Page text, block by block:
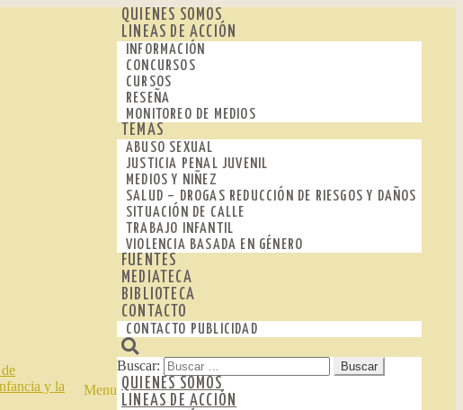
Menu
QUIENES SOMOS
LINEAS DE ACCIÓN
INFORMACIÓN
CONCURSOS
CURSOS
RESEÑA
MONITOREO DE MEDIOS
TEMAS
ABUSO SEXUAL
JUSTICIA PENAL JUVENIL
MEDIOS Y NIÑEZ
SALUD – DROGAS REDUCCIÓN DE RIESGOS Y DAÑOS
SITUACIÓN DE CALLE
TRABAJO INFANTIL
VIOLENCIA BASADA EN GÉNERO
FUENTES
MEDIATECA
BIBLIOTECA
CONTACTO
CONTACTO PUBLICIDAD
Buscar:
QUIENES SOMOS
LINEAS DE ACCIÓN